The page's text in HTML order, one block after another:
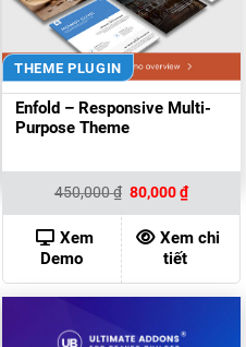
THEME PLUGIN
Enfold – Responsive Multi-
Purpose Theme
450,000₫ Giá
gốc
là:
450,000 ₫.
80,000₫Giá
hiện
tại
là:
80,000
Xem
Demo
Xem chi
tiết